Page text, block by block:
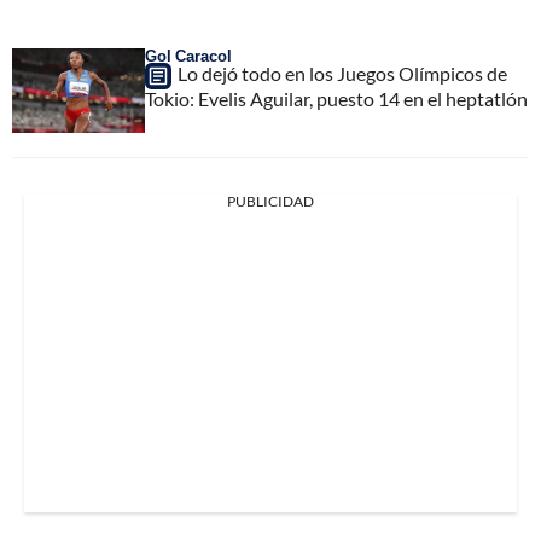
Gol Caracol
Lo dejó todo en los Juegos Olímpicos de
Tokio: Evelis Aguilar, puesto 14 en el heptatlón
PUBLICIDAD